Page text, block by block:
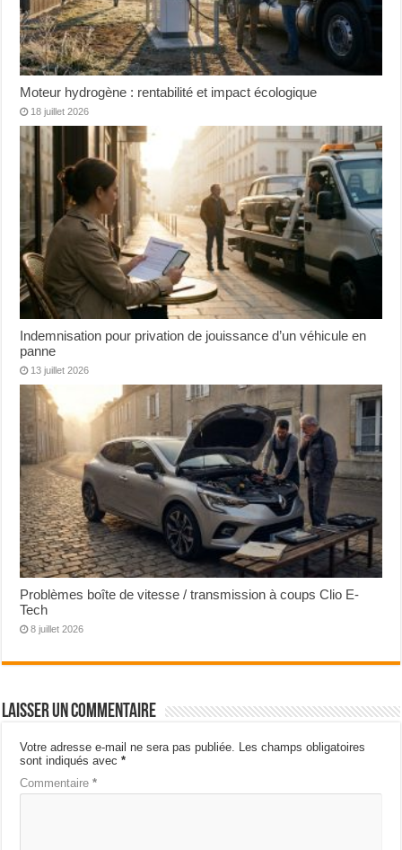
Moteur hydrogène : rentabilité et impact écologique
18 juillet 2026
Indemnisation pour privation de jouissance d’un véhicule en
panne
13 juillet 2026
Problèmes boîte de vitesse / transmission à coups Clio E-
Tech
8 juillet 2026
Laisser un commentaire
Votre adresse e-mail ne sera pas publiée. Les champs obligatoires
sont indiqués avec*
Commentaire*